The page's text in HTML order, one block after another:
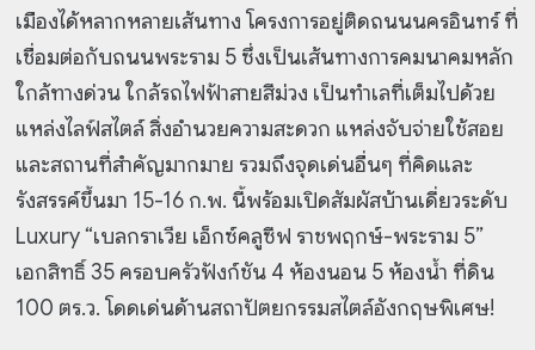
เมืองได้หลากหลายเส้นทาง โครงการอยู่ติดถนนนครอินทร์ ที่
เชื่อมต่อกับถนนพระราม 5 ซึ่งเป็นเส้นทางการคมนาคมหลัก
ใกล้ทางด่วน ใกล้รถไฟฟ้าสายสีม่วง เป็นทำเลที่เต็มไปด้วย
แหล่งไลฟ์สไตล์ สิ่งอำนวยความสะดวก แหล่งจับจ่ายใช้สอย
และสถานที่สำคัญมากมาย รวมถึงจุดเด่นอื่นๆ ที่คิดและ
รังสรรค์ขึ้นมา 15-16 ก.พ. นี้พร้อมเปิดสัมผัสบ้านเดี่ยวระดับ
Luxury “เบลกราเวีย เอ็กซ์คลูซีฟ ราชพฤกษ์-พระราม 5”
เอกสิทธิ์ 35 ครอบครัวฟังก์ชัน 4 ห้องนอน 5 ห้องน้ำ ที่ดิน
100 ตร.ว. โดดเด่นด้านสถาปัตยกรรมสไตล์อังกฤษพิเศษ!